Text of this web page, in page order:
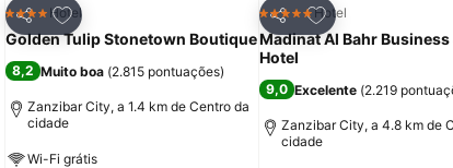
Partilhar
Adicionar aos favoritos
4 EstrelasHotel
Golden Tulip Stonetown Boutique
8,2 Muito boa (2.815 pontuações)
Zanzibar City, a 1.4 km de Centro da
cidade
Wi-Fi grátis
Partilhar
Adicionar aos
5 EstrelasHotel
Madinat Al Bahr Business
Hotel
9,0 Excelente (2.219
Zanzibar City, a 4.8 km de
cidade